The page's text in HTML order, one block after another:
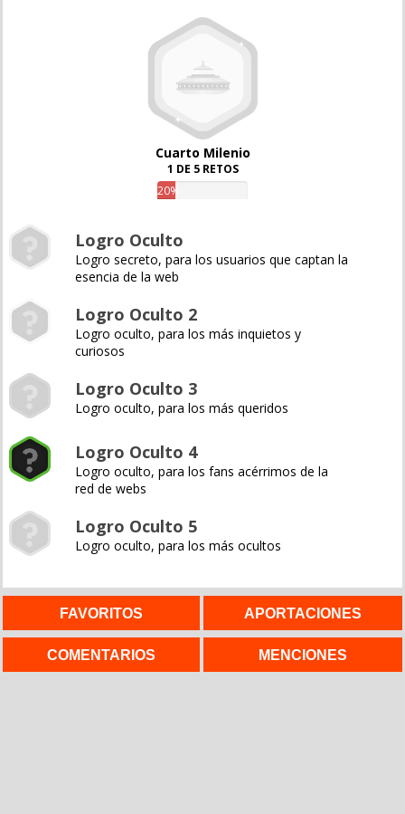
Cuarto Milenio
1 DE 5 RETOS
20%
Logro Oculto
Logro secreto, para los usuarios que captan la
esencia de la web
Logro Oculto 2
Logro oculto, para los más inquietos y
curiosos
Logro Oculto 3
Logro oculto, para los más queridos
Logro Oculto 4
Logro oculto, para los fans acérrimos de la
red de webs
Logro Oculto 5
Logro oculto, para los más ocultos
FAVORITOS APORTACIONES
COMENTARIOS MENCIONES